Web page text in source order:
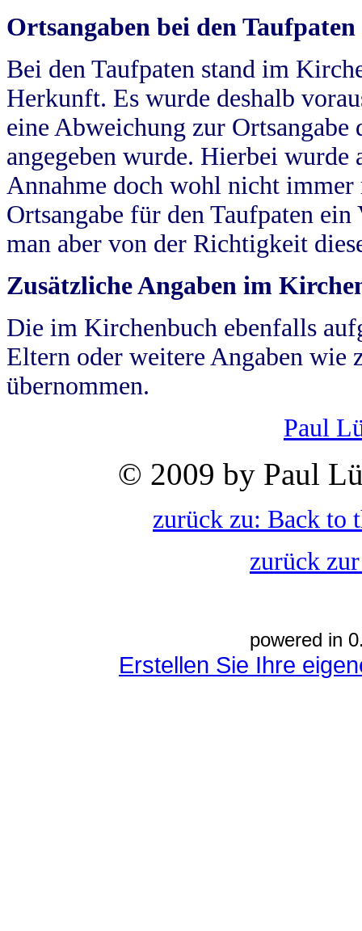
Ortsangaben bei den Taufpaten
Bei den Taufpaten stand im
Herkunft. Es wurde deshalb
eine Abweichung zur
angegeben wurde. Hierbei wurde
Annahme doch wohl nicht
Ortsangabe für den Taufpaten
man aber von der Richtigkeit
Zusätzliche Angaben im
Die im Kirchenbuch ebenfalls
Eltern oder weitere Angaben wie
übernommen.
Paul
© 2009 by Paul
zurück zu: Back to
zurück
powered in
Erstellen Sie Ihre